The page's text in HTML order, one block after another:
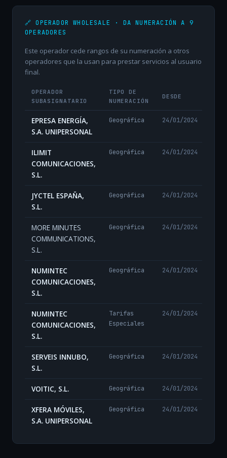
🔗 OPERADOR WHOLESALE · DA NUMERACIÓN A 9
OPERADORES
Este operador cede rangos de su numeración a otros
operadores que la usan para prestar servicios al usuario
final.
OPERADOR
SUBASIGNATARIO
TIPO DE
NUMERACIÓN
DESDE
EPRESA ENERGÍA,
S.A. UNIPERSONAL
Geográfica 24/01/2024
ILIMIT
COMUNICACIONES,
S.L.
Geográfica 24/01/2024
JYCTEL ESPAÑA,
S.L.
Geográfica 24/01/2024
MORE MINUTES
COMMUNICATIONS,
S.L.
Geográfica 24/01/2024
NUMINTEC
COMUNICACIONES,
S.L.
Geográfica 24/01/2024
NUMINTEC
COMUNICACIONES,
S.L.
Tarifas
Especiales
24/01/2024
SERVEIS INNUBO,
S.L.
Geográfica 24/01/2024
VOITIC, S.L. Geográfica 24/01/2024
XFERA MÓVILES,
S.A. UNIPERSONAL
Geográfica 24/01/2024